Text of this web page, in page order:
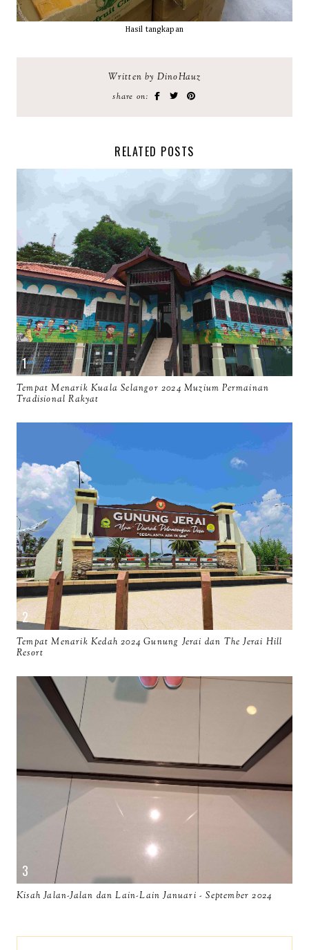
Hasil tangkapan
Written by DinoHauz
share on:
RELATED POSTS
Tempat Menarik Kuala Selangor 2024 Muzium Permainan
Tradisional Rakyat
Tempat Menarik Kedah 2024 Gunung Jerai dan The Jerai Hill
Resort
Kisah Jalan-Jalan dan Lain-Lain Januari - September 2024